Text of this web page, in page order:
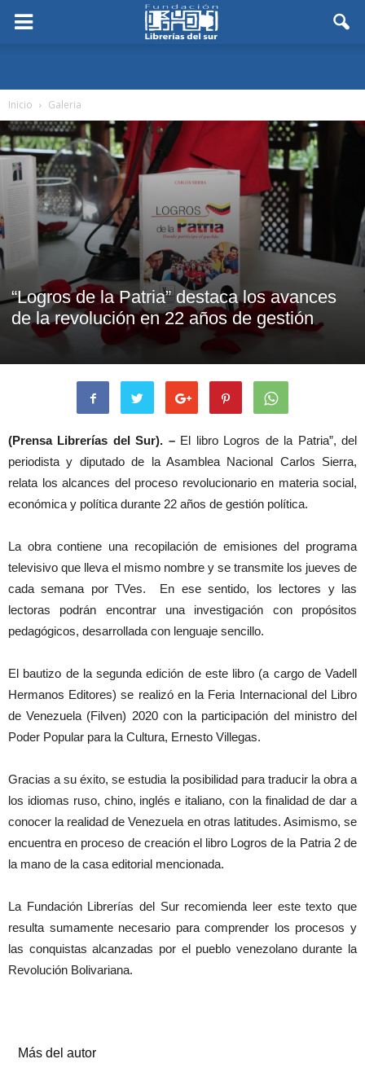
Inicio Galeria
“Logros de la Patria” destaca los avances
de la revolución en 22 años de gestión
(Prensa Librerías del Sur). –El libro Logros de la Patria”, del
periodista y diputado de la Asamblea Nacional Carlos Sierra,
relata los alcances del proceso revolucionario en materia social,
económica y política durante 22 años de gestión política.
La obra contiene una recopilación de emisiones del programa
televisivo que lleva el mismo nombre y se transmite los jueves de
cada semana por TVes. En ese sentido, los lectores y las
lectoras podrán encontrar una investigación con propósitos
pedagógicos, desarrollada con lenguaje sencillo.
El bautizo de la segunda edición de este libro (a cargo de Vadell
Hermanos Editores) se realizó en la Feria Internacional del Libro
de Venezuela (Filven) 2020 con la participación del ministro del
Poder Popular para la Cultura, Ernesto Villegas.
Gracias a su éxito, se estudia la posibilidad para traducir la obra a
los idiomas ruso, chino, inglés e italiano, con la finalidad de dar a
conocer la realidad de Venezuela en otras latitudes. Asimismo, se
encuentra en proceso de creación el libro Logros de la Patria 2 de
la mano de la casa editorial mencionada.
La Fundación Librerías del Sur recomienda leer este texto que
resulta sumamente necesario para comprender los procesos y
las conquistas alcanzadas por el pueblo venezolano durante la
Revolución Bolivariana.
Más del autor